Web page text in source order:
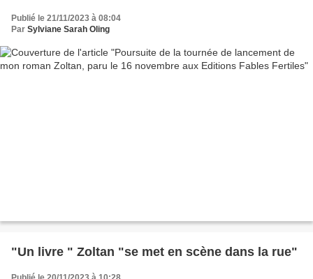
Publié le 21/11/2023 à 08:04
Par Sylviane Sarah Oling
"Un livre " Zoltan "se met en scène dans la rue"